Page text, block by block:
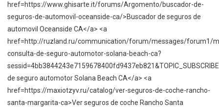
href=https://www.ghisarte.it/forums/Argomento/buscador-de-
seguros-de-automovil-oceanside-ca/>Buscador de seguros de
automovil Oceanside CA</a> <a
href=http://ruzland.ru/communication/forum/messages/forum1/
consulta-de-seguro-automotor-solana-beach-ca?
de seguro automotor Solana Beach CA</a> <a
href=https://maxiotzyv.ru/catalog/ver-seguros-de-coche-rancho-
santa-margarita-ca>Ver seguros de coche Rancho Santa